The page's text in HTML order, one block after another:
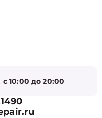
10:00 до 20:00